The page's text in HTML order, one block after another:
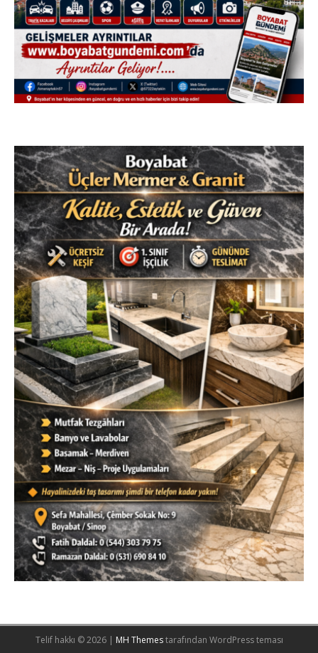
Telif hakkı © 2026 | MH Themestarafından WordPress teması